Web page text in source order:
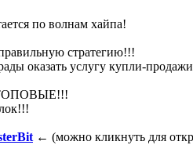
по волнам хайпа!
стратегию!!!
оказать услугу купли-
← (можно кликнуть для